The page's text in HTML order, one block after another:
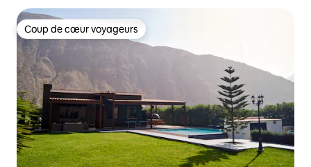
Coup de cœur voyageurs
Coup de cœur voyageurs